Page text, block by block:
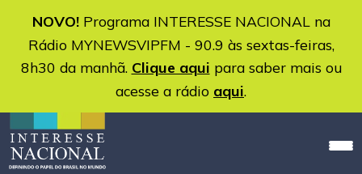
NOVO!Programa INTERESSE NACIONAL na
Rádio MYNEWSVIPFM - 90.9 às sextas-feiras,
8h30 da manhã. Clique aqui para saber mais ou
acesse a rádio aqui.